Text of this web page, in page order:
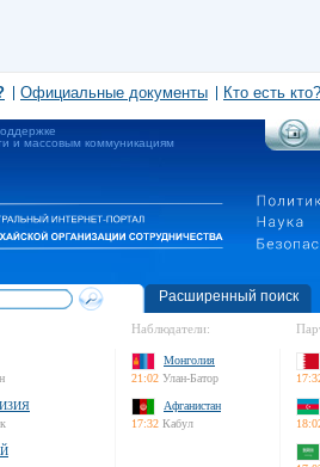
Официальные документы Кто есть кто?
и массовым коммуникациям
Расширенный поиск
Наблюдатели:
Монголия
21:02 Улан-Батор
Афганистан
17:32 Кабул